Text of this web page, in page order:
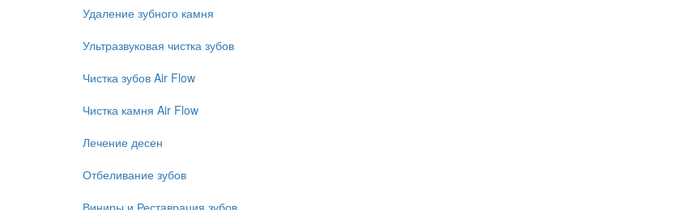
Удаление зубного камня
Ультразвуковая чистка зубов
Чистка зубов Air Flow
Чистка камня Air Flow
Лечение десен
Отбеливание зубов
Виниры и Реставрация зубов